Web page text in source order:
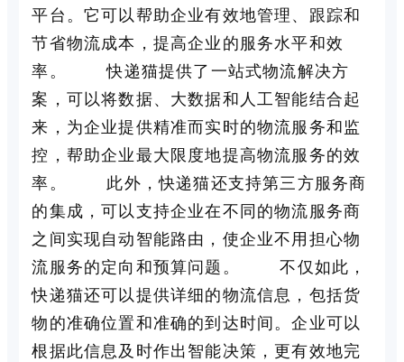
平台。它可以帮助企业有效地管理、跟踪和
节省物流成本，提高企业的服务水平和效
率。 快递猫提供了一站式物流解决方
案，可以将数据、大数据和人工智能结合起
来，为企业提供精准而实时的物流服务和监
控，帮助企业最大限度地提高物流服务的效
率。 此外，快递猫还支持第三方服务商
的集成，可以支持企业在不同的物流服务商
之间实现自动智能路由，使企业不用担心物
流服务的定向和预算问题。 不仅如此，
快递猫还可以提供详细的物流信息，包括货
物的准确位置和准确的到达时间。企业可以
根据此信息及时作出智能决策，更有效地完